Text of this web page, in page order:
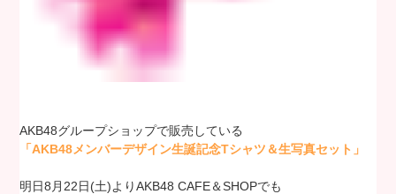
AKB48グループショップで販売している
「AKB48メンバーデザイン生誕記念Tシャツ＆生写真セット」
明日8月22日(土)よりAKB48 CAFE＆SHOPでも